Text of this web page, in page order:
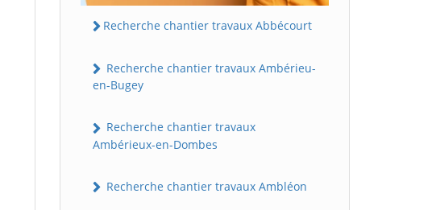
Recherche chantier travaux Abbécourt
Recherche chantier travaux Ambérieu-
en-Bugey
Recherche chantier travaux
Ambérieux-en-Dombes
Recherche chantier travaux Ambléon